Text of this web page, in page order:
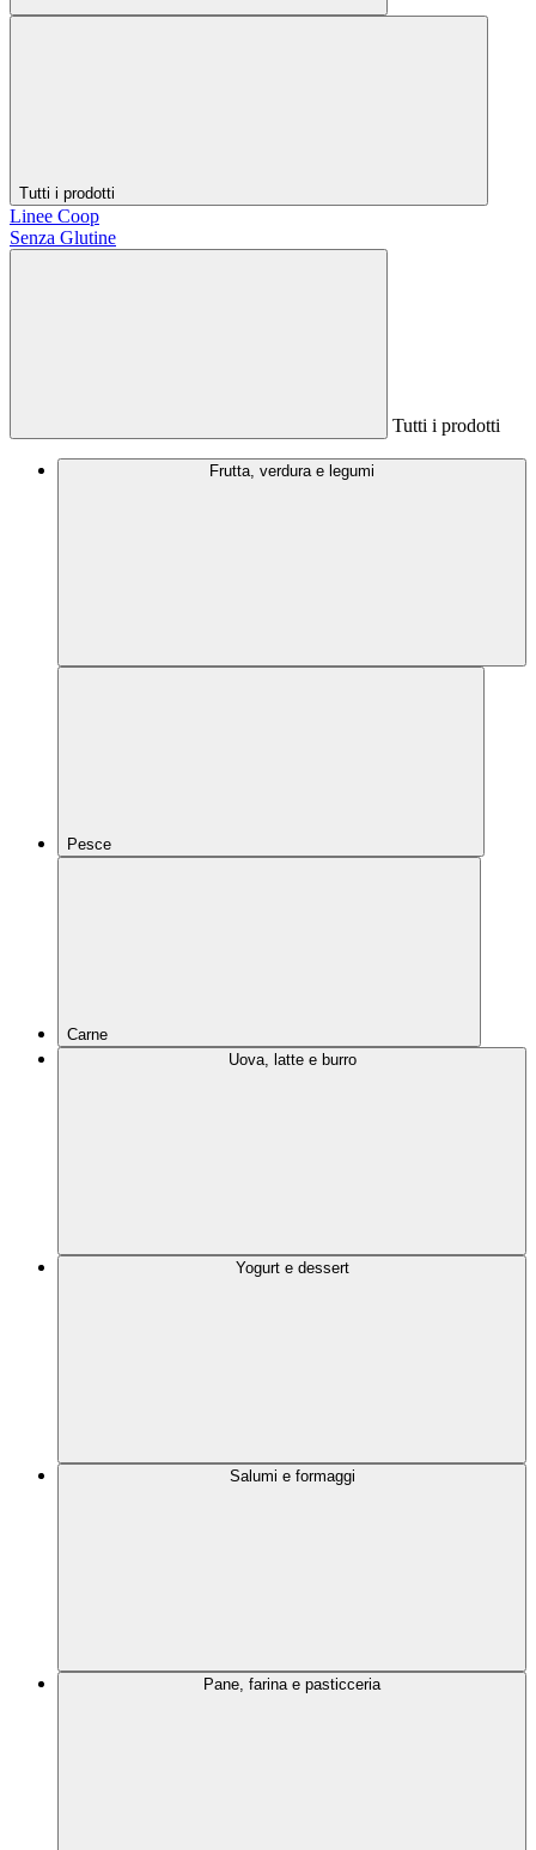
Tutti i prodotti
Linee Coop
Senza Glutine
Tutti i prodotti
Frutta, verdura e legumi
Pesce
Carne
Uova, latte e burro
Yogurt e dessert
Salumi e formaggi
Pane, farina e pasticceria